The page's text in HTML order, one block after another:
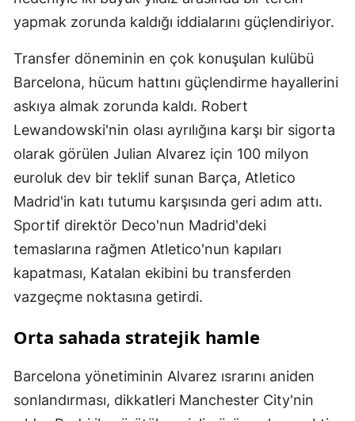
yapmak zorunda kaldığı iddialarını güçlendiriyor.
Transfer döneminin en çok konuşulan kulübü
Barcelona, hücum hattını güçlendirme hayallerini
askıya almak zorunda kaldı. Robert
Lewandowski'nin olası ayrılığına karşı bir sigorta
olarak görülen Julian Alvarez için 100 milyon
euroluk dev bir teklif sunan Barça, Atletico
Madrid'in katı tutumu karşısında geri adım attı.
Sportif direktör Deco'nun Madrid'deki
temaslarına rağmen Atletico'nun kapıları
kapatması, Katalan ekibini bu transferden
vazgeçme noktasına getirdi.
Orta sahada stratejik hamle
Barcelona yönetiminin Alvarez ısrarını aniden
sonlandırması, dikkatleri Manchester City'nin